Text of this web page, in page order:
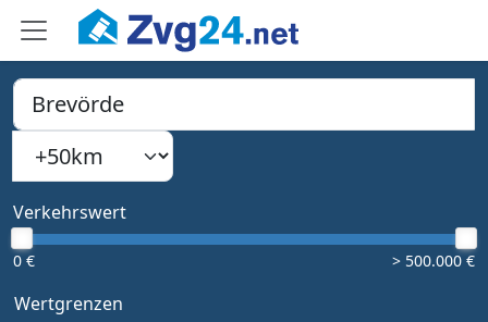
PLZ, Ort oder Bundesland
Type 1 or more characters for results.
Suchradius
Verkehrswert
0 € > 500.000 €
Wertgrenzen